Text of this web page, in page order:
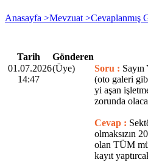
Anasayfa >Mevzuat >Cevaplanmış
Tarih
Gönderen
01.07.2026
14:47
(Üye) Soru :
(oto galeri
yi aşan
zorunda
Cevap :
olmaksızın
olan TÜM
kayıt